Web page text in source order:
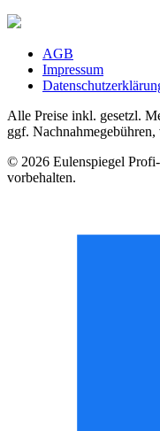
AGB
Impressum
Alle Preise inkl. gesetzl.
ggf.
© 2026 Eulenspiegel
vorbehalten.